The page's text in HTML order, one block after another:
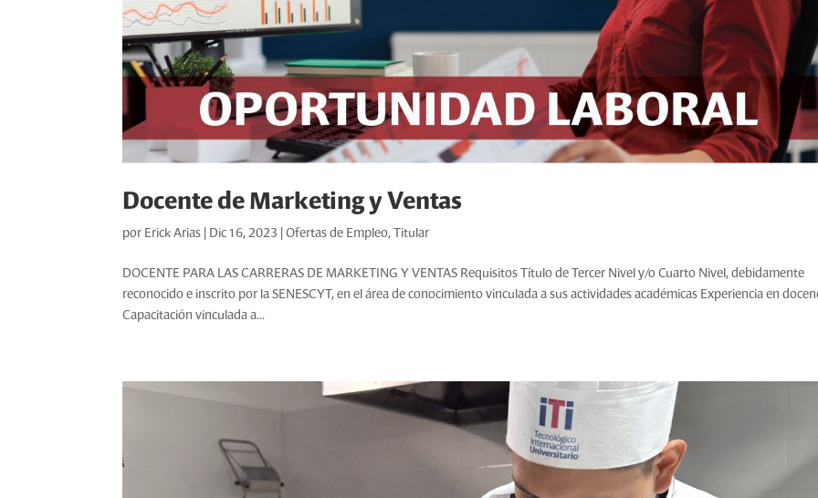
Docente de Marketing y Ventas
por Erick Arias Dic 16, 2023 |Ofertas de Empleo,Titular
DOCENTE PARA LAS CARRERAS DE MARKETING Y VENTAS Requisitos Título de Tercer Nivel y/o Cuarto Nivel, debidamente
reconocido e inscrito por la SENESCYT, en el área de conocimiento vinculada a sus actividades académicas Experiencia en
Capacitación vinculada a...